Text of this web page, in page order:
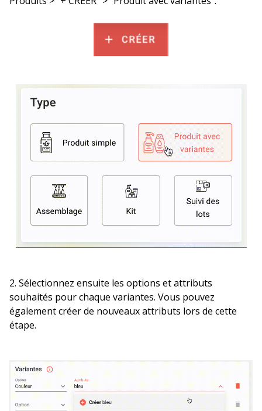
2. Sélectionnez ensuite les options et attributs
souhaités pour chaque variantes. Vous pouvez
également créer de nouveaux attributs lors de cette
étape.